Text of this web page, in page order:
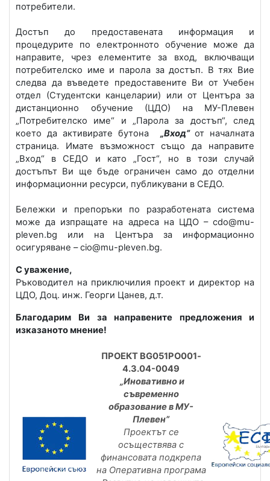
потребители.
Достъп до предоставената информация и
процедурите по електронното обучение може да
направите, чрез елементите за вход, включващи
потребителско име и парола за достъп. В тях Вие
следва да въведете предоставените Ви от Учебен
отдел (Студентски канцеларии) или от Центъра за
дистанционно обучение (ЦДО) на МУ-Плевен
„Потребителско име“ и „Парола за достъп“, след
което да активирате бутона „Вход” от началната
страница. Имате възможност също да направите
„Вход“ в СЕДО и като „Гост“, но в този случай
достъпът Ви ще бъде ограничен само до отделни
информационни ресурси, публикувани в СЕДО.
Бележки и препоръки по разработената система
може да изпращате на адреса на ЦДО – cdo@mu-
pleven.bg или на Центъра за информационно
осигуряване – cio@mu-pleven.bg.
С уважение,
Ръководител на приключилия проект и директор на
ЦДО, Доц. инж. Георги Цанев, д.т.
Благодарим Ви за направените предложения и
изказаното мнение!
ПРОЕКТ BG051PO001-
4.3.04-0049
„Иновативно и
съвременно
образование в МУ-
Плевен”
Проектът се
осъществява с
финансовата подкрепа
на Оперативна програма